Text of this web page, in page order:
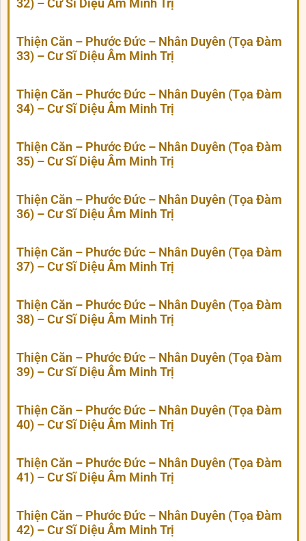
32) – Cư Sĩ Diệu Âm Minh Trị
Thiện Căn – Phước Đức – Nhân Duyên (Tọa Đàm
33) – Cư Sĩ Diệu Âm Minh Trị
Thiện Căn – Phước Đức – Nhân Duyên (Tọa Đàm
34) – Cư Sĩ Diệu Âm Minh Trị
Thiện Căn – Phước Đức – Nhân Duyên (Tọa Đàm
35) – Cư Sĩ Diệu Âm Minh Trị
Thiện Căn – Phước Đức – Nhân Duyên (Tọa Đàm
36) – Cư Sĩ Diệu Âm Minh Trị
Thiện Căn – Phước Đức – Nhân Duyên (Tọa Đàm
37) – Cư Sĩ Diệu Âm Minh Trị
Thiện Căn – Phước Đức – Nhân Duyên (Tọa Đàm
38) – Cư Sĩ Diệu Âm Minh Trị
Thiện Căn – Phước Đức – Nhân Duyên (Tọa Đàm
39) – Cư Sĩ Diệu Âm Minh Trị
Thiện Căn – Phước Đức – Nhân Duyên (Tọa Đàm
40) – Cư Sĩ Diệu Âm Minh Trị
Thiện Căn – Phước Đức – Nhân Duyên (Tọa Đàm
41) – Cư Sĩ Diệu Âm Minh Trị
Thiện Căn – Phước Đức – Nhân Duyên (Tọa Đàm
42) – Cư Sĩ Diệu Âm Minh Trị